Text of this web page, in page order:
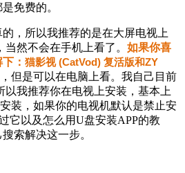
免费的。
所以我推荐的是在大屏电视上
然不会在手机上看了。 如果你喜
： 猫影视 (CatVod) 复活版和ZY
但是可以在电脑上看。我自己目前
以我推荐你在电视上安装，基本上
装，如果你的电视机默认是禁止安
它以及怎么用U盘安装APP的教
索解决这一步。